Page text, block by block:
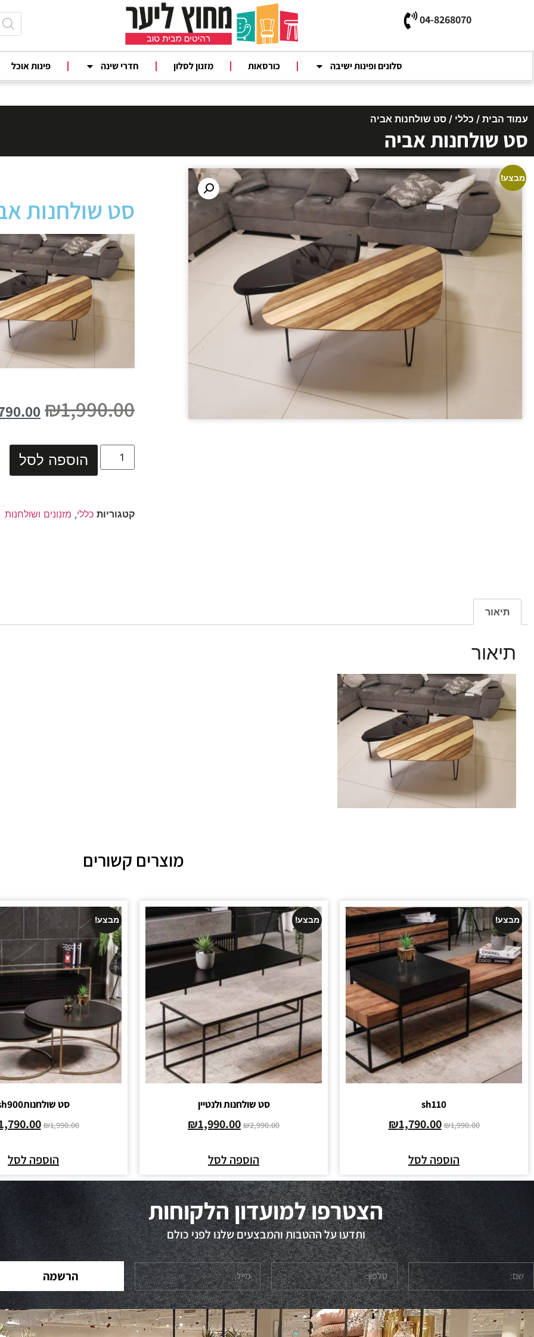
04-8268070
סלונים ופינות ישיבה כורסאות מזנון לסלון חדרי שינה פינות אוכל
עמוד הבית / כללי / סט שולחנות אביה
סט שולחנות אביה
מבצע!
סט שולחנות
₪1,990.00
הוספה לסל
קטגוריות כללי, מזנונים ושולחנות
תיאור
תיאור
מוצרים קשורים
מבצע!
sh110
₪1,990.00
₪1,790.00
הוספה לסל
מבצע!
סט שולחנות ולנטיין
₪2,990.00
₪1,990.00
הוספה לסל
מבצע!
סט שולחנותsh900
₪1,990.00
הוספה לסל
הצטרפו למועדון הלקוחות
ותדעו על ההטבות והמבצעים שלנו לפני כולם
הרשמה